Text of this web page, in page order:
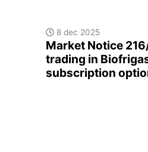
8 dec 2025
Market Notice
trading in
subscription